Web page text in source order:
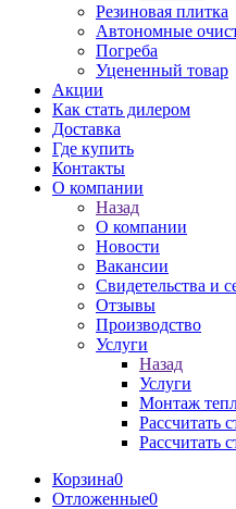
Резиновая плитка
Автономные
Погреба
Уцененный товар
Акции
Как стать дилером
Доставка
Где купить
Контакты
О компании
Назад
О компании
Новости
Вакансии
Свидетельства и
Отзывы
Производство
Услуги
Назад
Услуги
Монтаж
Рассчитать
Рассчитать
Корзина0
Отложенные0